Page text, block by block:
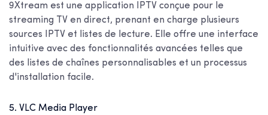
9Xtream est une application IPTV conçue pour le
streaming TV en direct, prenant en charge plusieurs
sources IPTV et listes de lecture. Elle offre une interface
intuitive avec des fonctionnalités avancées telles que
des listes de chaînes personnalisables et un processus
d'installation facile.
5. VLC Media Player